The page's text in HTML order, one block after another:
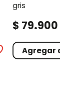
gris
$ 79.900
Agregar